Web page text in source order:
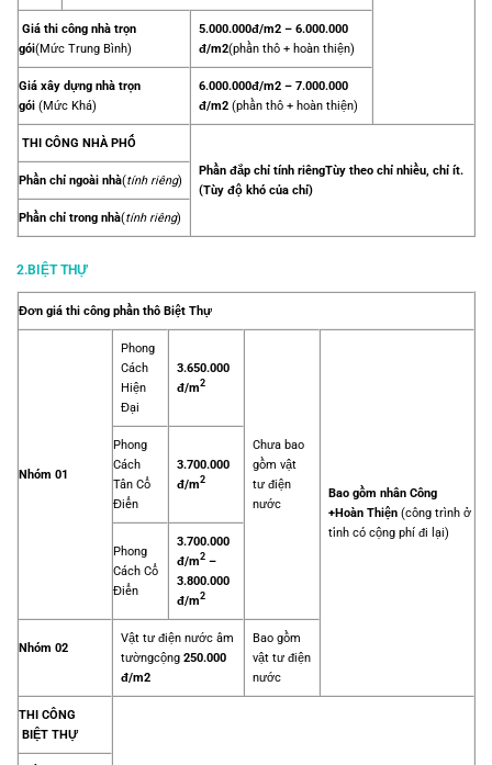
Giá thi công nhà trọn
gói(Mức Trung Bình)
5.000.000đ/m2 – 6.000.000
đ/m2(phần thô + hoàn thiện)
Giá xây dựng nhà trọn
gói (Mức Khá)
6.000.000đ/m2 – 7.000.000
đ/m2 (phần thô + hoàn thiện)
THI CÔNG NHÀ PHỐ
Phần đắp chỉ tính riêngTùy theo chỉ nhiều, chỉ ít.
(Tùy độ khó của chỉ)
Phần chỉ ngoài nhà(tính riêng)
Phần chỉ trong nhà(tính riêng)
2.BIỆT THỰ
Đơn giá thi công phần thô Biệt Thự
Nhóm 01
Phong
Cách
Hiện
Đại
3.650.000
đ/m2
Chưa bao
gồm vật
tư điện
nước
Bao gồm nhân Công
+Hoàn Thiện(công trình ở
tỉnh có cộng phí đi lại)
Phong
Cách
Tân Cổ
Điển
3.700.000
đ/m2
Phong
Cách Cổ
Điển
3.700.000
đ/m2 –
3.800.000
đ/m2
Nhóm 02
Vật tư điện nước âm
tườngcộng250.000
đ/m2
Bao gồm
vật tư điện
nước
THI CÔNG
BIỆT THỰ